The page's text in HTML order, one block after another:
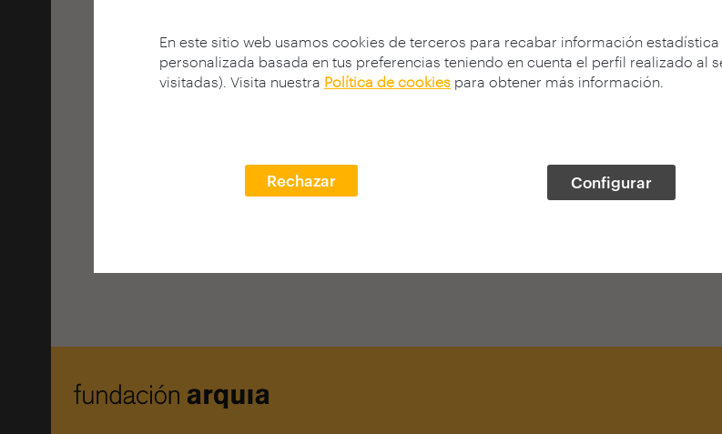
En este sitio web usamos cookies de terceros para recabar información
personalizada basada en tus preferencias teniendo en cuenta el perfil realizado al
visitadas). Visita nuestra Política de cookies para obtener más información.
Rechazar Configurar
¡Página no encontrada!
¿Busca algo en la Web?